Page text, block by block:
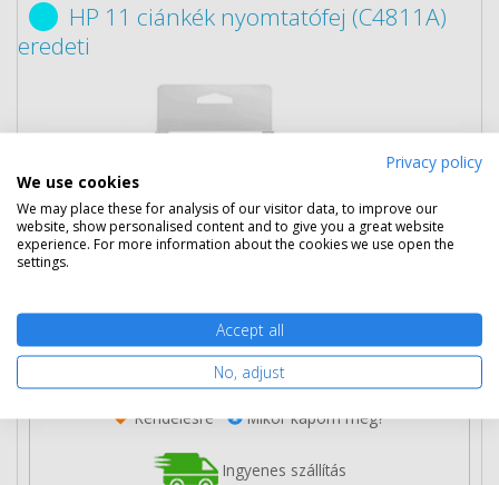
HP 11 ciánkék nyomtatófej (C4811A)
eredeti
Több darabos ár
2 db23 490 Ft (bruttó 29 832 Ft) / db
23 290 Ft (bruttó 29 578 Ft) / db
Rendelésre Mikor kapom meg?
Ingyenes szállítás
Privacy policy
We use cookies
We may place these for analysis of our visitor data, to improve our
website, show personalised content and to give you a great website
experience. For more information about the cookies we use open the
settings.
Accept all
No, adjust